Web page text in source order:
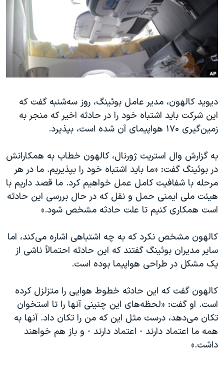
فرهنگ و زندگی
حقوق شهروندی
اقتصادی
علم و فناوری
گالری عکس
آرشیو پخش زنده
مستندها
انتخابات ریاست جمهوری آمریکا ۲۰۲۴
حمله جمهوری اسلامی به اسرائیل
رمز مهسا
اعتراضات زن، زندگی، آزادی
مجموعه مستندهای دادخواهی
تریبونال مردمی آبان ۹۸
دادگاه حمید نوری
چهل سال گروگان‌گیری
قانون شفافیت دارائی کادر رهبری ایران
اعتراضات مردمی آبان ۹۸
نرگس محمدی برنده جایزه نوبل صلح
همایش محافظه‌کاران آمریکا «سی‌پک»
سفر پرزیدنت ترامپ به چین
دنبال کنید
زبانهای مختلف
دیوید کالهون، مدیر عامل بوئینگ، روز سه‌شنبه گفت که
این شرکت باید اشتباه خود را در حادثه اخیر که منجر به
زمین‌گیری ۱۷۰ هواپیمای آن شده است، بپذیرد.
به گزارش وال استریت ژورنال، کالهون خطاب به همکارانش
در بوئینگ گفت: «ما باید اشتباه خود را بپذیریم. ما در هر
مرحله با شفافیت کامل عمل خواهیم کرد. ما قصد داریم با
هیئت ملی ایمنی حمل و نقل که در حال بررسی این حادثه
است همکاری کنیم تا علت حادثه مشخص شود.»
کالهون مشخص نکرد که به چه اشتباهی اشاره می‌کند، اما
سایر مدیران بوئینگ گفتند که این حادثه احتمالاً ناشی از
یک مشکل در طراحی هواپیما بوده است.
کالهون گفت که این حادثه خطوط هوایی را متزلزل کرده
است. او گفت: «لحظه‌های این چنینی آنها را تا استخوان
تکان می‌دهد، درست مثل این که من را تکان داد. آنها به
همه ما اعتماد دارند - اعتماد دارند - و باز هم خواهند
داشت.»